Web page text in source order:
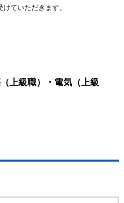
ていただきます。
上級職）・電気（上級